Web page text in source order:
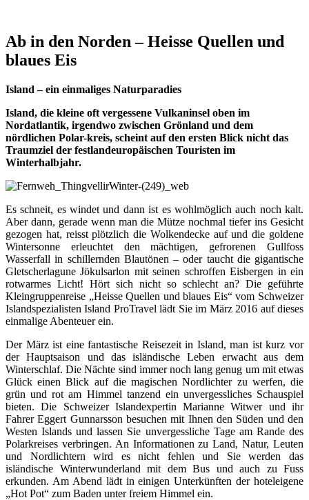
Ab in den Norden – Heisse Quellen und
blaues Eis
Island – ein einmaliges Naturparadies
Island, die kleine oft vergessene Vulkaninsel oben im
Nordatlantik, irgendwo zwischen Grönland und dem
nördlichen Polar-kreis, scheint auf den ersten Blick nicht das
Traumziel der festlandeuropäischen Touristen im
Winterhalbjahr.
Es schneit, es windet und dann ist es wohlmöglich auch noch kalt.
Aber dann, gerade wenn man die Mütze nochmal tiefer ins Gesicht
gezogen hat, reisst plötzlich die Wolkendecke auf und die goldene
Wintersonne erleuchtet den mächtigen, gefrorenen Gullfoss
Wasserfall in schillernden Blautönen – oder taucht die gigantische
Gletscherlagune Jökulsarlon mit seinen schroffen Eisbergen in ein
rotwarmes Licht! Hört sich nicht so schlecht an? Die geführte
Kleingruppenreise „Heisse Quellen und blaues Eis“ vom Schweizer
Islandspezialisten Island ProTravel lädt Sie im März 2016 auf dieses
einmalige Abenteuer ein.
Der März ist eine fantastische Reisezeit in Island, man ist kurz vor
der Hauptsaison und das isländische Leben erwacht aus dem
Winterschlaf. Die Nächte sind immer noch lang genug um mit etwas
Glück einen Blick auf die magischen Nordlichter zu werfen, die
grün und rot am Himmel tanzend ein unvergessliches Schauspiel
bieten. Die Schweizer Islandexpertin Marianne Witwer und ihr
Fahrer Eggert Gunnarsson besuchen mit Ihnen den Süden und den
Westen Islands und lassen Sie unvergessliche Tage am Rande des
Polarkreises verbringen. An Informationen zu Land, Natur, Leuten
und Nordlichtern wird es nicht fehlen und Sie werden das
isländische Winterwunderland mit dem Bus und auch zu Fuss
erkunden. Am Abend lädt in einigen Unterkünften der hoteleigene
„Hot Pot“ zum Baden unter freiem Himmel ein.